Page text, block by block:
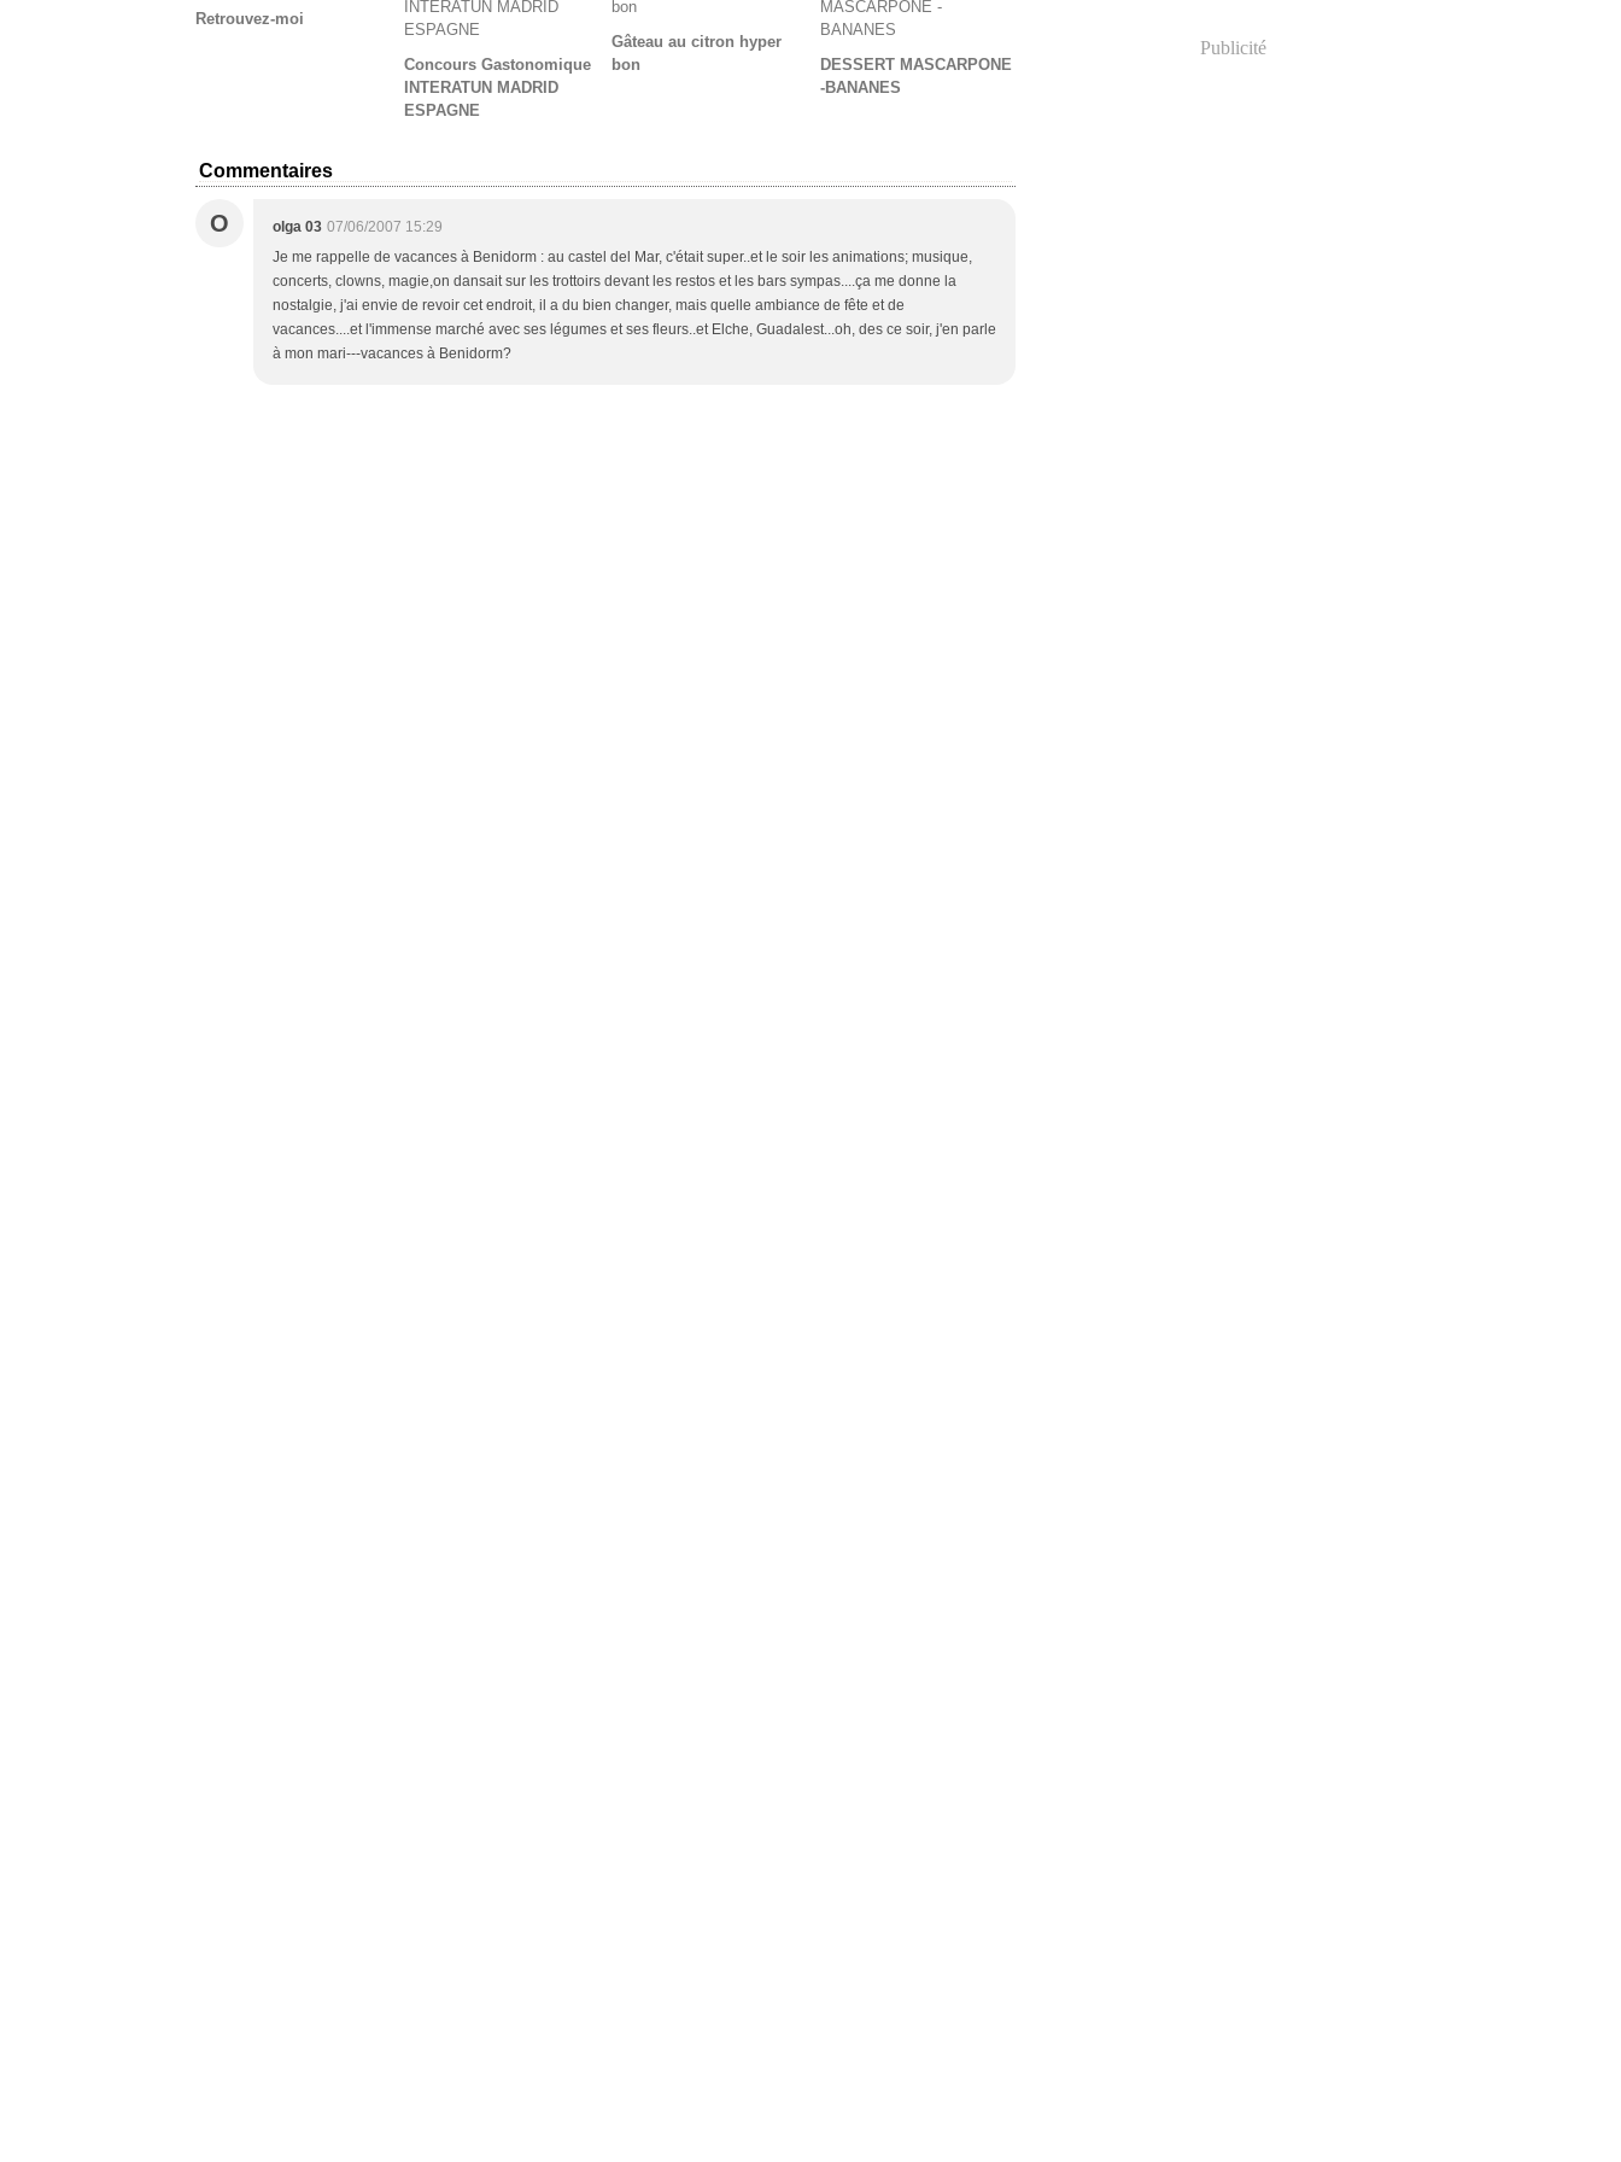
Retrouvez-moi
Concours Gastonomique
INTERATUN MADRID
ESPAGNE
Gâteau au citron hyper
bon
DESSERT MASCARPONE
-BANANES
Commentaires
O olga 03 07/06/2007 15:29
Je me rappelle de vacances à Benidorm : au castel del Mar, c'était super..et le soir les animations; musique,
concerts, clowns, magie,on dansait sur les trottoirs devant les restos et les bars sympas....ça me donne la
nostalgie, j'ai envie de revoir cet endroit, il a du bien changer, mais quelle ambiance de fête et de
vacances....et l'immense marché avec ses légumes et ses fleurs..et Elche, Guadalest...oh, des ce soir, j'en parle
à mon mari---vacances à Benidorm?
Publicité